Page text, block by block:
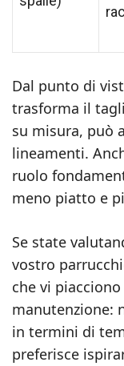
Dal punto di
trasforma il
su misura, può
lineamenti.
ruolo
meno piatto e
Se state
vostro
che vi
manutenzione:
in termini di
preferisce